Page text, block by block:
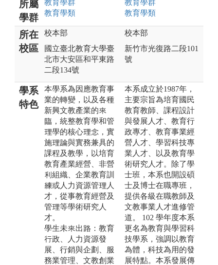
所屬
學群
教育學群
教育學類
教育學群
教育學類
所在
校區
校本部
國立臺北教育大學臺
北市大安區和平東路
二段134號
校本部
新竹市光復路二段101
號
學系
特色
本學系為因應教育事
業的轉變，以及各種
新興文教產業的來
臨，統整教育學和管
理學的核心理念，實
施理論與實務兼具的
課程及教學，以培育
教育產業經營、非營
利組織、企業教育訓
練或人力資源管理人
才，從事教育經營及
管理等學術研究人
才。
學生未來出路：教育
行政、人力資源發
展、行銷與企劃、服
務業管理、文教創業
本系成立於1987年，
主要宗旨為培育國民
教育教師、課程設計
與發展人才、教育行
政專才、教育事業經
營人才、學習科技專
業人才、以及教育學
術研究人才。除了學
士班，本系也開設碩
士及博士在職專班，
提供各級在職教師及
文教事業人才進修管
道。 102 學年度本系
更名為教育與學習科
技學系，強調以教育
為體，科技為用的發
展特點。本系發展傳